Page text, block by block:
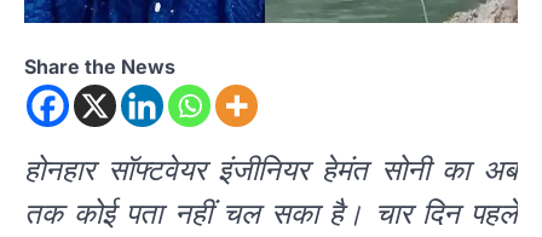
Share the News
होनहार सॉफ्टवेयर इंजीनियर हेमंत सोनी का अब
तक कोई पता नहीं चल सका है। चार दिन पहले